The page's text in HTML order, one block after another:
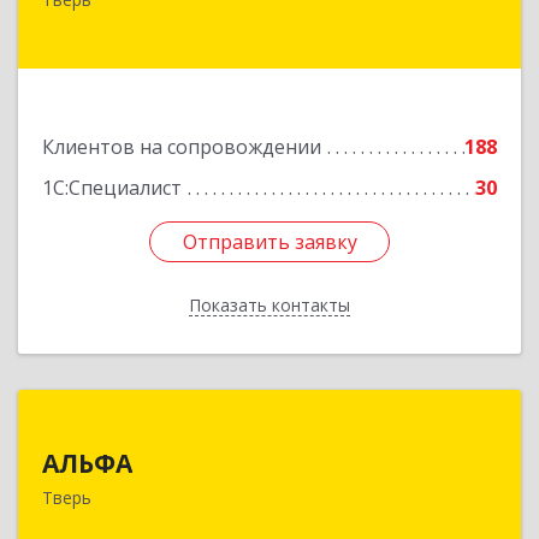
Клиентов на сопровождении
188
1С:Специалист
30
Отправить заявку
Показать контакты
Подробнее
Отправить заявку
Назад
АЛЬФА
Тверь